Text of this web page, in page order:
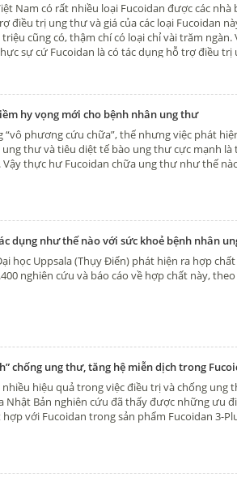
Nam có rất nhiều loại Fucoidan được các nhà
điều trị ung thư và giá của các loại Fucoidan
cũng có, thậm chí có loại chỉ vài trăm ngàn.
sự cứ Fucoidan là có tác dụng hỗ trợ điều
bài viết sau nhé
hy vọng mới cho bệnh nhân ung thư
phương cứu chữa”, thế nhưng việc phát
thư và tiêu diệt tế bào ung thư cực mạnh là
thực hư Fucoidan chữa ung thư như thế
dụng như thế nào với sức khoẻ bệnh nhân
học Uppsala (Thụy Điển) phát hiện ra hợp
nghiên cứu và báo cáo về hợp chất này,
chống ung thư, tăng hệ miễn dịch trong
hiệu quả trong việc điều trị và chống ung
Nhật Bản nghiên cứu đã thấy được những ưu
với Fucoidan trong sản phẩm Fucoidan 3-